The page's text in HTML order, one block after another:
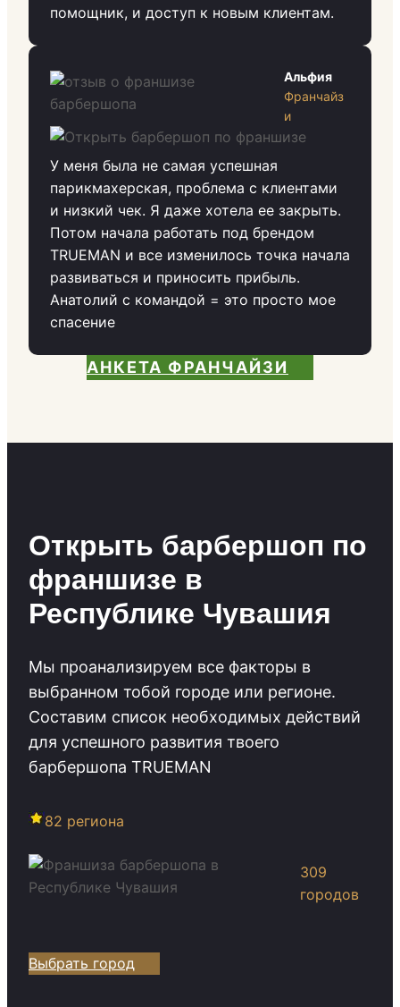
помощник, и доступ к новым клиентам.
Альфия
Франчайз
и
У меня была не самая успешная
парикмахерская, проблема с клиентами
и низкий чек. Я даже хотела ее закрыть.
Потом начала работать под брендом
TRUEMAN и все изменилось точка начала
развиваться и приносить прибыль.
Анатолий с командой = это просто мое
спасение
АНКЕТА ФРАНЧАЙЗИ
Открыть барбершоп по
франшизе в
Республике Чувашия
Мы проанализируем все факторы в
выбранном тобой городе или регионе.
Cоставим список необходимых действий
для успешного развития твоего
барбершопа TRUEMAN
82 региона
309
городов
Выбрать город